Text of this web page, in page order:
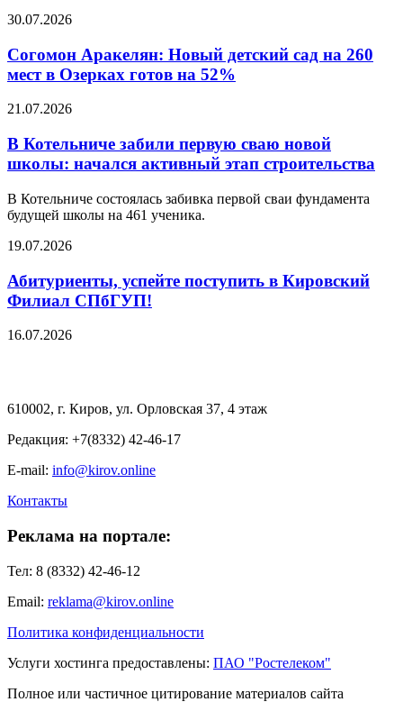
30.07.2026
Согомон Аракелян: Новый детский сад на 260
мест в Озерках готов на 52%
21.07.2026
В Котельниче забили первую сваю новой
школы: начался активный этап строительства
В Котельниче состоялась забивка первой сваи фундамента
будущей школы на 461 ученика.
19.07.2026
Абитуриенты, успейте поступить в Кировский
Филиал СПбГУП!
16.07.2026
610002, г. Киров, ул. Орловская 37, 4 этаж
Редакция: +7(8332) 42-46-17
E-mail: info@kirov.online
Контакты
Реклама на портале:
Тел: 8 (8332) 42-46-12
Email: reklama@kirov.online
Политика конфиденциальности
Услуги хостинга предоставлены: ПАО "Ростелеком"
Полное или частичное цитирование материалов сайта